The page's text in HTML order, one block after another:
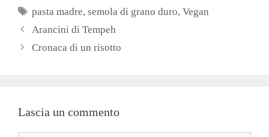
Tag
pasta madre,semola di grano duro,Vegan
Arancini di Tempeh
Cronaca di un risotto
Lascia un commento